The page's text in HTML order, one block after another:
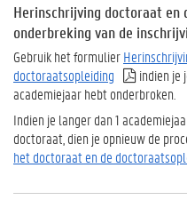
Herinschrijving doctoraat en
onderbreking van de
Gebruik het formulier
doctoraatsopleiding
indien je
academiejaar hebt onderbroken.
Indien je langer dan 1
doctoraat, dien je opnieuw de
het doctoraat en de